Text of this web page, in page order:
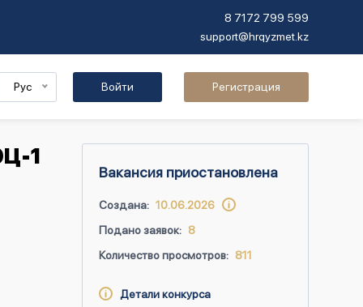
8 7172 799 599
support@hrqyzmet.kz
Рус Войти Регистрация
1
Вакансия приостановлена
Создана: 10.06.2026
Подано заявок: 8
Количество просмотров: 811
Детали конкурса